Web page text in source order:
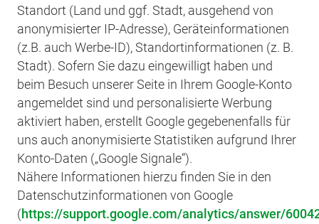
Standort (Land und ggf. Stadt, ausgehend von
anonymisierter IP-Adresse), Geräteinformationen
(z.B. auch Werbe-ID), Standortinformationen (z. B.
Stadt). Sofern Sie dazu eingewilligt haben und
beim Besuch unserer Seite in Ihrem Google-Konto
angemeldet sind und personalisierte Werbung
aktiviert haben, erstellt Google gegebenenfalls für
uns auch anonymisierte Statistiken aufgrund Ihrer
Konto-Daten („Google Signale“).
Nähere Informationen hierzu finden Sie in den
Datenschutzinformationen von Google
(https://support.google.com/analytics/answer/